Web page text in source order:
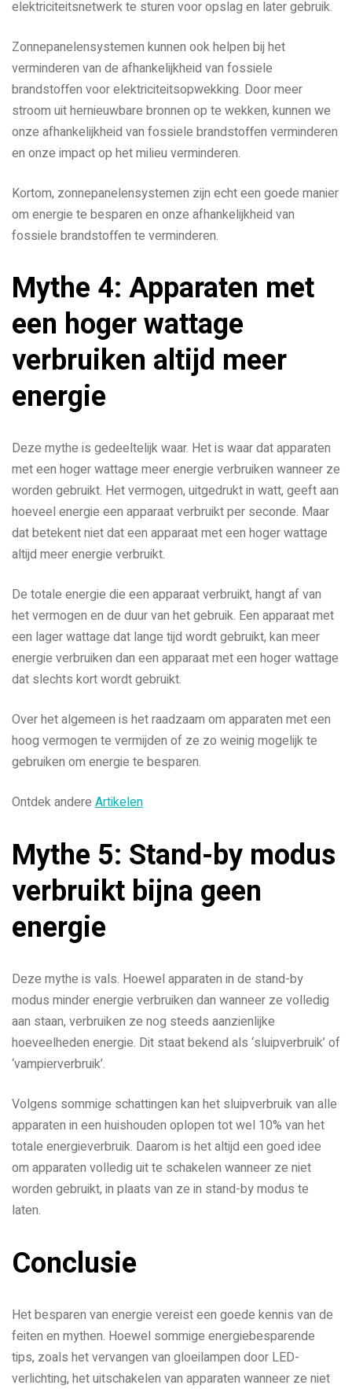
elektriciteitsnetwerk te sturen voor opslag en later gebruik.
Zonnepanelensystemen kunnen ook helpen bij het
verminderen van de afhankelijkheid van fossiele
brandstoffen voor elektriciteitsopwekking. Door meer
stroom uit hernieuwbare bronnen op te wekken, kunnen we
onze afhankelijkheid van fossiele brandstoffen verminderen
en onze impact op het milieu verminderen.
Kortom, zonnepanelensystemen zijn echt een goede manier
om energie te besparen en onze afhankelijkheid van
fossiele brandstoffen te verminderen.
Mythe 4: Apparaten met
een hoger wattage
verbruiken altijd meer
energie
Deze mythe is gedeeltelijk waar. Het is waar dat apparaten
met een hoger wattage meer energie verbruiken wanneer ze
worden gebruikt. Het vermogen, uitgedrukt in watt, geeft aan
hoeveel energie een apparaat verbruikt per seconde. Maar
dat betekent niet dat een apparaat met een hoger wattage
altijd meer energie verbruikt.
De totale energie die een apparaat verbruikt, hangt af van
het vermogen en de duur van het gebruik. Een apparaat met
een lager wattage dat lange tijd wordt gebruikt, kan meer
energie verbruiken dan een apparaat met een hoger wattage
dat slechts kort wordt gebruikt.
Over het algemeen is het raadzaam om apparaten met een
hoog vermogen te vermijden of ze zo weinig mogelijk te
gebruiken om energie te besparen.
Ontdek andere Artikelen
Mythe 5: Stand-by modus
verbruikt bijna geen
energie
Deze mythe is vals. Hoewel apparaten in de stand-by
modus minder energie verbruiken dan wanneer ze volledig
aan staan, verbruiken ze nog steeds aanzienlijke
hoeveelheden energie. Dit staat bekend als ‘sluipverbruik’ of
‘vampierverbruik’.
Volgens sommige schattingen kan het sluipverbruik van alle
apparaten in een huishouden oplopen tot wel 10% van het
totale energieverbruik. Daarom is het altijd een goed idee
om apparaten volledig uit te schakelen wanneer ze niet
worden gebruikt, in plaats van ze in stand-by modus te
laten.
Conclusie
Het besparen van energie vereist een goede kennis van de
feiten en mythen. Hoewel sommige energiebesparende
tips, zoals het vervangen van gloeilampen door LED-
verlichting, het uitschakelen van apparaten wanneer ze niet